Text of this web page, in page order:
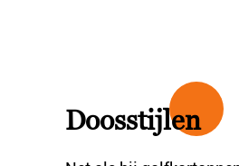
Doosstijlen